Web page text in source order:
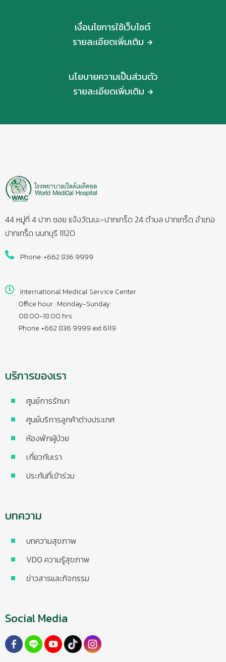
เงื่อนไขการใช้เว็บไซต์
รายละเอียดเพิ่มเติม
นโยบายความเป็นส่วนตัว
รายละเอียดเพิ่มเติม
44 หมู่ที่ 4 ปาก ซอย แจ้งวัฒนะ-ปากเกร็ด 24 ตำบล ปากเกร็ด อำเภอ
ปากเกร็ด นนทบุรี 11120
Phone: +662 836 9999
International Medical Service Center
Office hour : Monday-Sunday
08.00-18.00 hrs
Phone +662 836 9999 ext 6119
บริการของเรา
ศูนย์การรักษา
ศูนย์บริการลูกค้าต่างประเทศ
ห้องพักผู้ป่วย
เกี่ยวกับเรา
ประกันที่เข้าร่วม
บทความ
บทความสุขภาพ
VDO ความรู้สุขภาพ
ข่าวสารและกิจกรรม
Social Media